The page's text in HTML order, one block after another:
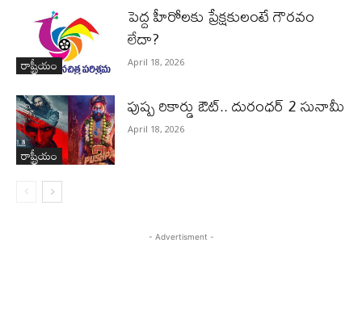
రాష్ట్రీయం
పెద్ద హీరోల‌కు ప్రేక్ష‌కులంటే గౌర‌వం
లేదా?
April 18, 2026
రాష్ట్రీయం
పుష్ప రికార్డు ఔట్‌.. దురంధ‌ర్ 2 సునామీ
April 18, 2026
- Advertisment -